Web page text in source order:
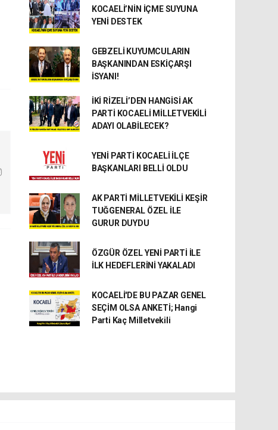
KOCAELİ’NİN İÇME SUYUNA
YENİ DESTEK
GEBZELİ KUYUMCULARIN
BAŞKANINDAN ESKİÇARŞI
İSYANI!
İKİ RİZELİ’DEN HANGİSİ AK
PARTİ KOCAELİ MİLLETVEKİLİ
ADAYI OLABİLECEK?
YENİ PARTİ KOCAELİ İLÇE
BAŞKANLARI BELLİ OLDU
AK PARTİ MİLLETVEKİLİ KEŞİR
TUĞGENERAL ÖZEL İLE
GURUR DUYDU
ÖZGÜR ÖZEL YENİ PARTİ İLE
İLK HEDEFLERİNİ YAKALADI
KOCAELİ'DE BU PAZAR GENEL
SEÇİM OLSA ANKETİ; Hangi
Parti Kaç Milletvekili